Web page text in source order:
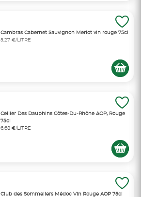
Cambras Cabernet Sauvignon Merlot vin rouge 75cl
5,27 €/LITRE
Cellier Des Dauphins Côtes-Du-Rhône AOP, Rouge
75cl
6,68 €/LITRE
Club des Sommeliers Médoc Vin Rouge AOP 75cl